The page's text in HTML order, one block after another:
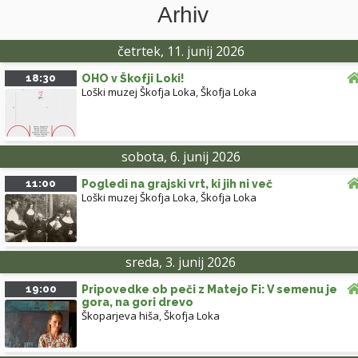
Arhiv
četrtek, 11. junij 2026
18:30 OHO v Škofji Loki!
Loški muzej Škofja Loka,Škofja Loka
sobota, 6. junij 2026
11:00 Pogledi na grajski vrt, ki jih ni več
Loški muzej Škofja Loka,Škofja Loka
sreda, 3. junij 2026
19:00
Pripovedke ob peči z Matejo Fi: V semenu je
gora, na gori drevo
Škoparjeva hiša,Škofja Loka